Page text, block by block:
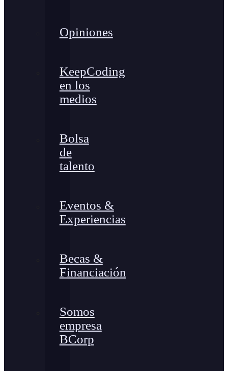
Opiniones
KeepCoding
en los
medios
Bolsa
de
talento
Eventos &
Experiencias
Becas &
Financiación
Somos
empresa
BCorp